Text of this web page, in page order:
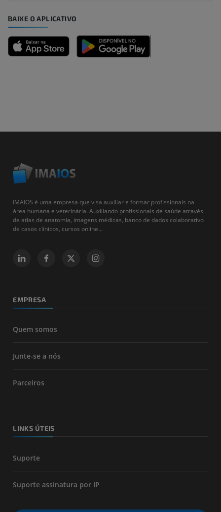
BAIXE O APLICATIVO
IMAIOS é uma empresa que visa auxiliar e formar profissionais na
área humana e veterinária. Auxiliando profissionais de saúde através
de atlas de anatomia, imagens médicas, banco de dados colaborativo
de casos clínicos, cursos online...
EMPRESA
Quem somos
Junte-se a nós
Parceiros
LINKS ÚTEIS
Suporte
Suporte assinatura por IP